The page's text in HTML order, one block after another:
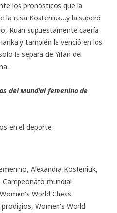
los pronósticos que la
la rusa Kosteniuk…y la superó
Ruan supuestamente caería
y también la venció en los
la separa de Yifan del
del Mundial femenino de
en el deporte
, Alexandra Kosteniuk,
, Campeonato mundial
World Chess
prodigios, Women's World